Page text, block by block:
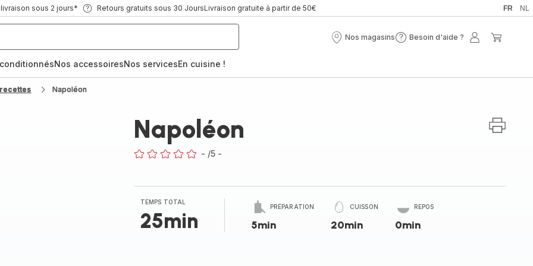
sous 2 jours* Retours gratuits sous 30 JoursLivraison gratuite à partir de 50€ FR NL
Nos magasins
Nos
Besoin d'aide ?
Besoin
Mon
Nos accessoiresNos servicesEn cuisine !
Napoléon
Napoléon
- /5 -
TEMPS TOTAL
25min
PRÉPARATION
5min
CUISSON
20min
REPOS
0min